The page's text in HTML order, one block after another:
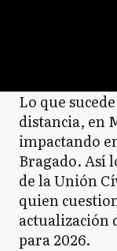
Lo que
distancia, en
impactando
Bragado. Así
de la Unión
quien
actualización
para 2026.